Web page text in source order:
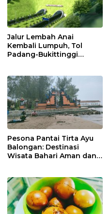
Jalur Lembah Anai
Kembali Lumpuh, Tol
Padang-Bukittinggi
Pesona Pantai Tirta Ayu
Balongan: Destinasi
Wisata Bahari Aman dan